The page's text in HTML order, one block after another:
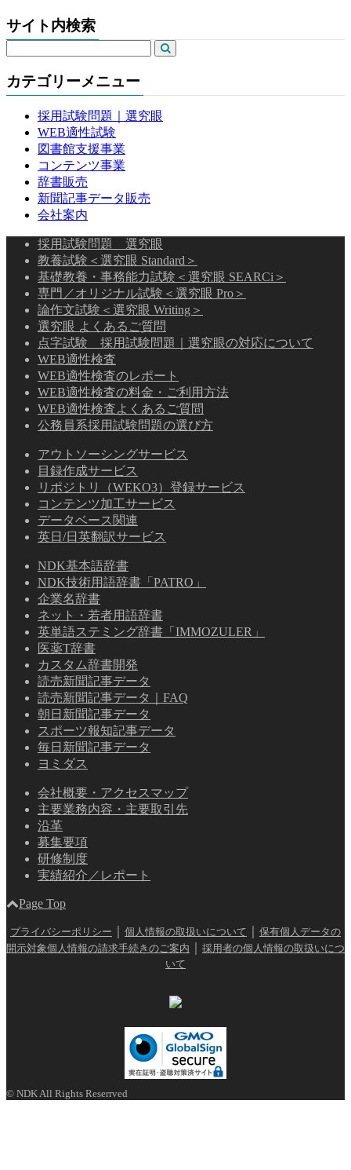
サイト内検索
カテゴリーメニュー
採用試験問題｜選究眼
WEB適性試験
図書館支援事業
コンテンツ事業
辞書販売
新聞記事データ販売
会社案内
採用試験問題 選究眼
教養試験＜選究眼 Standard＞
基礎教養・事務能力試験＜選究眼 SEARCi＞
専門／オリジナル試験＜選究眼 Pro＞
論作文試験＜選究眼 Writing＞
選究眼 よくあるご質問
点字試験 採用試験問題｜選究眼の対応について
WEB適性検査
WEB適性検査のレポート
WEB適性検査の料金・ご利用方法
WEB適性検査よくあるご質問
公務員系採用試験問題の選び方
アウトソーシングサービス
目録作成サービス
リポジトリ（WEKO3）登録サービス
コンテンツ加工サービス
データベース関連
英日/日英翻訳サービス
NDK基本語辞書
NDK技術用語辞書「PATRO」
企業名辞書
ネット・若者用語辞書
英単語ステミング辞書「IMMOZULER」
医薬T辞書
カスタム辞書開発
読売新聞記事データ
読売新聞記事データ｜FAQ
朝日新聞記事データ
スポーツ報知記事データ
毎日新聞記事データ
ヨミダス
会社概要・アクセスマップ
主要業務内容・主要取引先
沿革
募集要項
研修制度
実績紹介／レポート
Page Top
プライバシーポリシー 個人情報の取扱いについて
保有個人データの
開示対象個人情報の請求手続きのご案内
採用者の個人情報の取扱いにつ
いて
© NDK All Rights Reserrved